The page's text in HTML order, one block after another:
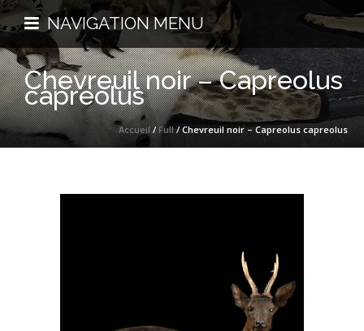
NAVIGATION MENU
Chevreuil noir – Capreolus
capreolus
Accueil/Full/ Chevreuil noir – Capreolus capreolus